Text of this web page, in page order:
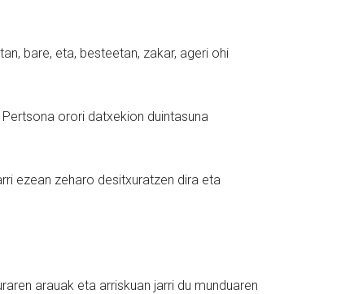
bare, eta, besteetan, zakar, ageri ohi
Pertsona orori datxekion duintasuna
ezean zeharo desitxuratzen dira eta
arauak eta arriskuan jarri du munduaren